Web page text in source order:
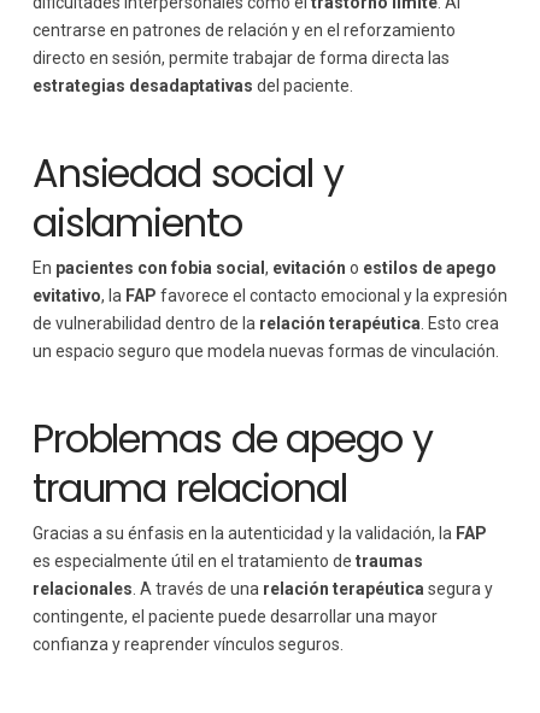
centrarse en patrones de relación y en el reforzamiento
directo en sesión, permite trabajar de forma directa las
estrategias desadaptativas del paciente.
Ansiedad social y
aislamiento
En pacientes con fobia social , evitación o estilos de apego
evitativo, la FAP favorece el contacto emocional y la expresión
de vulnerabilidad dentro de la relación terapéutica . Esto crea
un espacio seguro que modela nuevas formas de vinculación.
Problemas de apego y
trauma relacional
Gracias a su énfasis en la autenticidad y la validación, la FAP
es especialmente útil en el tratamiento de traumas
relacionales. A través de una relación terapéutica segura y
contingente, el paciente puede desarrollar una mayor
confianza y reaprender vínculos seguros.